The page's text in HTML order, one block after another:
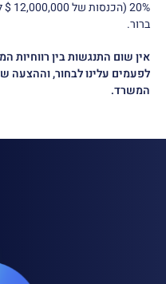
ברור.
אין שום התנגשות בין רווחיות
לפעמים עלינו לבחור, וההצעה
המשרד.